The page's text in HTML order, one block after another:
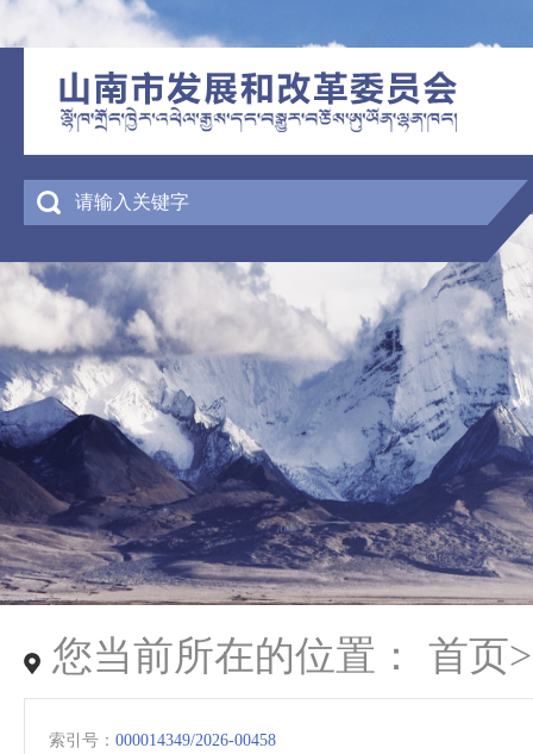
您当前所在的位置： 首页
索引号： 000014349/2026-00458